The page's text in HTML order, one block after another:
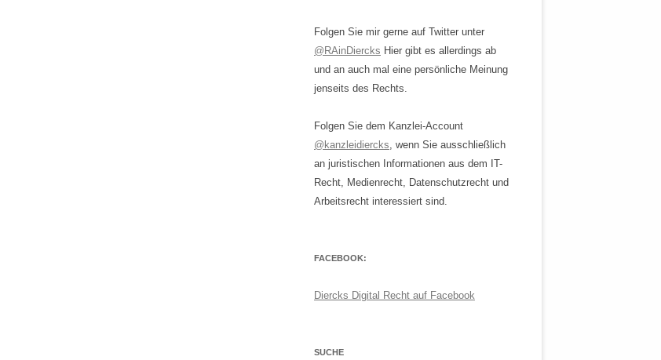
Folgen Sie mir gerne auf Twitter unter
@RAinDiercks Hier gibt es allerdings ab
und an auch mal eine persönliche Meinung
jenseits des Rechts.
Folgen Sie dem Kanzlei-Account
@kanzleidiercks, wenn Sie ausschließlich
an juristischen Informationen aus dem IT-
Recht, Medienrecht, Datenschutzrecht und
Arbeitsrecht interessiert sind.
FACEBOOK:
Diercks Digital Recht auf Facebook
SUCHE